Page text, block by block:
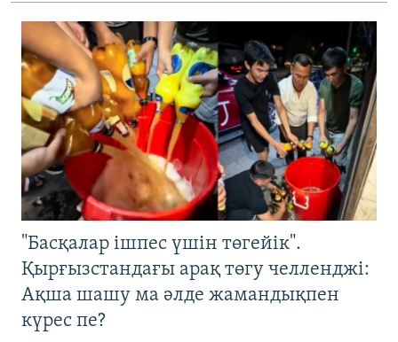
"Басқалар ішпес үшін төгейік".
Қырғызстандағы арақ төгу челленджі:
Ақша шашу ма әлде жамандықпен
күрес пе?